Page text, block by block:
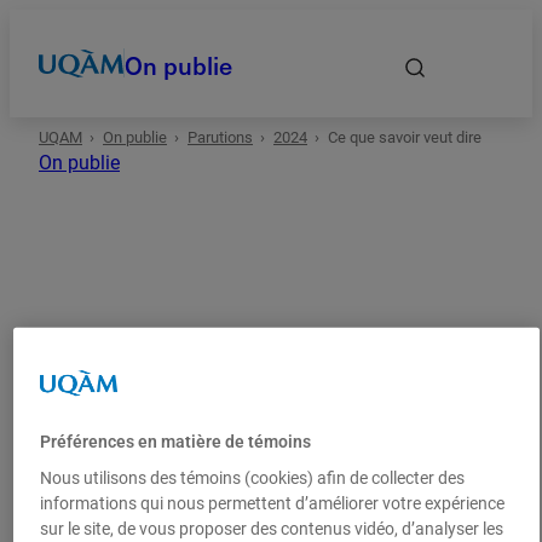
Accueil
Domaines
Types
On publie
UQAM On publie Parutions 2024 Ce que savoir veut dire
On publie
2024Sciences humaines
Ce que savoir veut dire
Sous la direction de :
Guillaume Lamy
Préférences en matière de témoins
Nous utilisons des témoins (cookies) afin de collecter des
informations qui nous permettent d’améliorer votre expérience
sur le site, de vous proposer des contenus vidéo, d’analyser les